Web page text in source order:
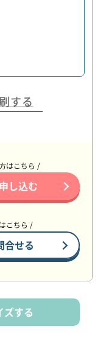
する
はこちら /
し込む
こちら /
合せる
ズする